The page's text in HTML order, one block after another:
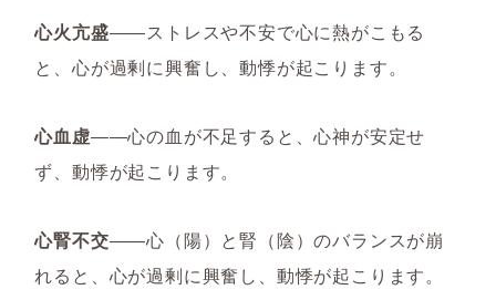
心火亢盛――ストレスや不安で心に熱がこもる
と、心が過剰に興奮し、動悸が起こります。
心血虚――心の血が不足すると、心神が安定せ
ず、動悸が起こります。
心腎不交――心（陽）と腎（陰）のバランスが崩
れると、心が過剰に興奮し、動悸が起こります。